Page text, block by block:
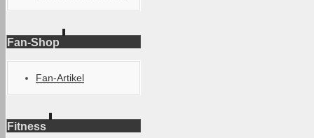
Fan-Shop
Fan-Artikel
Fitness